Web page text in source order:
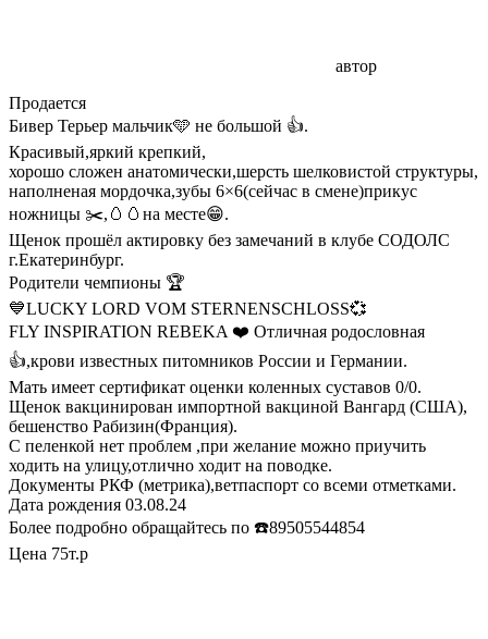
автор
Продается
Бивер Терьер мальчик🩵 не большой 👍.
Красивый,яркий крепкий,
хорошо сложен анатомически,шерсть шелковистой структуры,
наполненая мордочка,зубы 6×6(сейчас в смене)прикус
ножницы ✂️,🥚🥚на месте😁.
Щенок прошёл актировку без замечаний в клубе СОДОЛС
г.Екатеринбург.
Родители чемпионы 🏆
💙LUCKY LORD VOM STERNENSCHLOSS💞
FLY INSPIRATION REBEKA ❤️ Отличная родословная
👍,крови известных питомников России и Германии.
Мать имеет сертификат оценки коленных суставов 0/0.
Щенок вакциниpован импортной вакциной Вангард (США),
бешенство Рабизин(Франция).
С пеленкой нет проблем ,при желание можно приучить
ходить на улицу,отлично ходит на поводке.
Документы РКФ (метрика),ветпаспорт со всеми отметками.
Дата рождения 03.08.24
Более подробно обращайтесь по ☎️89505544854
Цена 75т.р